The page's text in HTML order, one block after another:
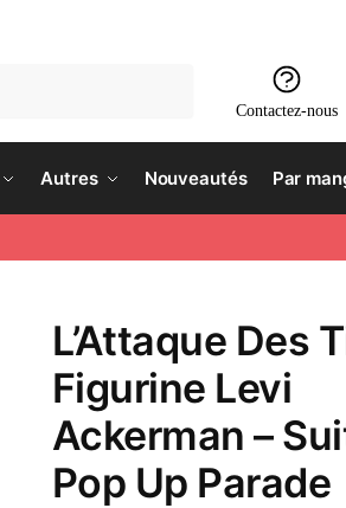
Contactez-nous
Autres Nouveautés Par
L’Attaque Des
Figurine Levi
Ackerman –
Pop Up Parade